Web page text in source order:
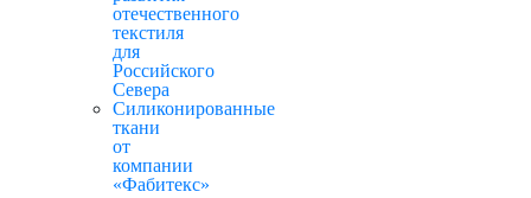
отечественного
текстиля
для
Российского
Севера
Силиконированные
ткани
от
компании
«Фабитекс»